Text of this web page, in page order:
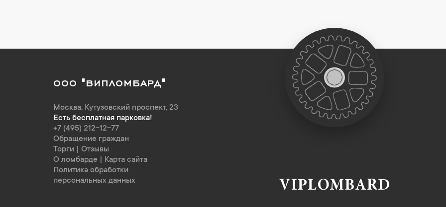
ООО "ВИПЛОМБАРД"
Москва, Кутузовский проспект, 23
Есть бесплатная парковка!
+7 (495) 212-12-77
Обращение граждан
Торги
Отзывы
О ломбарде
Карта сайта
Политика обработки
персональных данных
VIPLOMBARD